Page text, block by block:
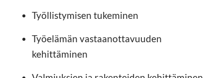
Työllistymisen tukeminen
Työelämän vastaanottavuuden
kehittäminen